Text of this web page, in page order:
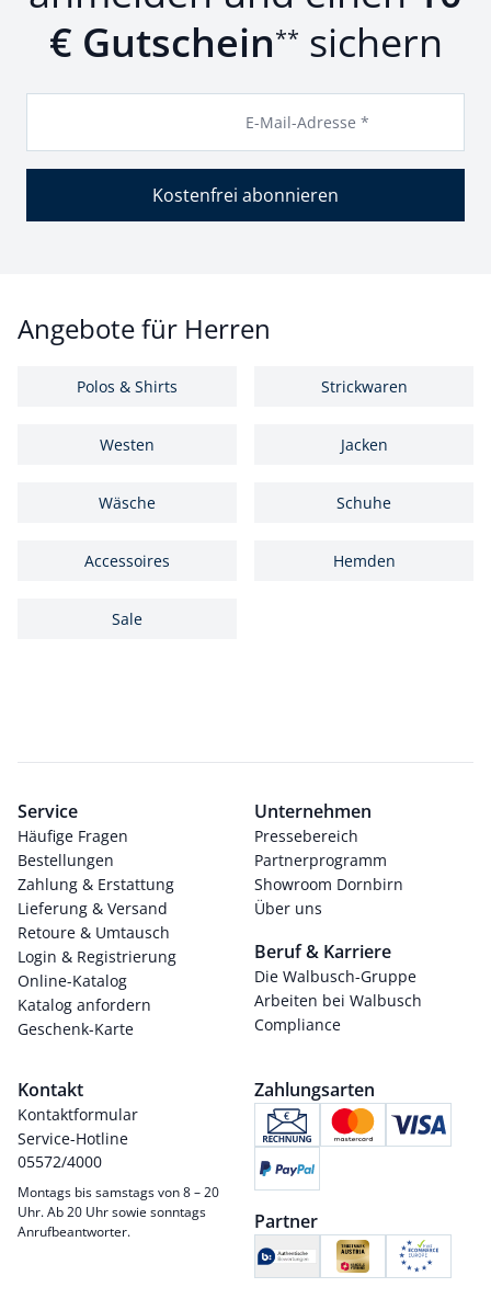
€ Gutschein** sichern
E-Mail-Adresse *
Kostenfrei abonnieren
Angebote für Herren
Polos & Shirts Strickwaren
Westen Jacken
Wäsche Schuhe
Accessoires Hemden
Sale
Service
Häufige Fragen
Bestellungen
Zahlung & Erstattung
Lieferung & Versand
Retoure & Umtausch
Login & Registrierung
Online-Katalog
Katalog anfordern
Geschenk-Karte
Unternehmen
Pressebereich
Partnerprogramm
Showroom Dornbirn
Über uns
Beruf & Karriere
Die Walbusch-Gruppe
Arbeiten bei Walbusch
Compliance
Kontakt
Kontaktformular
Service-Hotline
05572/4000
Montags bis samstags von 8 – 20
Uhr. Ab 20 Uhr sowie sonntags
Anrufbeantworter.
Zahlungsarten
Partner